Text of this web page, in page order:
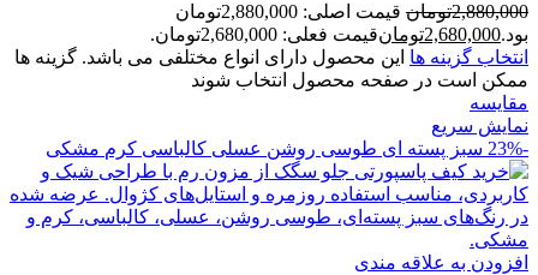
2,880,000تومان
قیمت اصلی: 2,880,000تومان
بود.2,680,000تومانقیمت فعلی: 2,680,000تومان.
انتخاب گزینه ها این محصول دارای انواع مختلفی می باشد. گزینه ها
ممکن است در صفحه محصول انتخاب شوند
مقايسه
نمایش سریع
-23%
سبز پسته ای طوسی روشن عسلی کالباسی کرم مشکی
افزودن به علاقه مندی